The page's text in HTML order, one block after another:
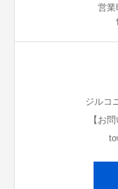
営業
ジルコ
【お